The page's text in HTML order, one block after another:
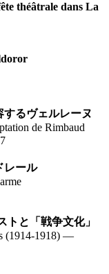
théâtrale dans La
るヴェルレーヌ
de Rimbaud
レール
トと「戦争文化」
(1914-1918) ―